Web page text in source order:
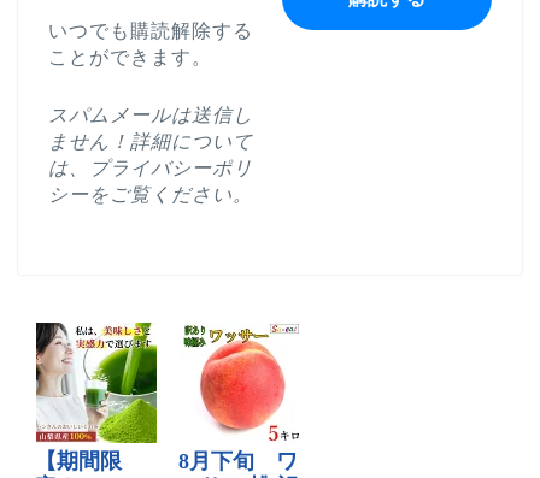
いつでも購読解除する
ことができます。
スパムメールは送信し
ません！詳細について
は、
プライバシーポリ
シーをご覧ください。